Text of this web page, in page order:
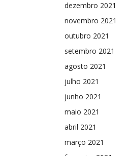
dezembro 2021
novembro 2021
outubro 2021
setembro 2021
agosto 2021
julho 2021
junho 2021
maio 2021
abril 2021
março 2021